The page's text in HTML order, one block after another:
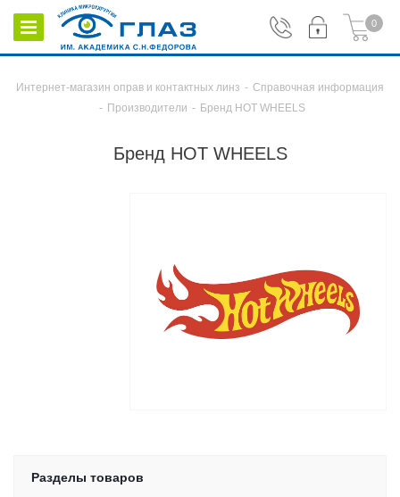
0
Интернет-магазин оправ и контактных линз - Справочная информация
- Производители - Бренд HOT WHEELS
Бренд HOT WHEELS
Разделы товаров